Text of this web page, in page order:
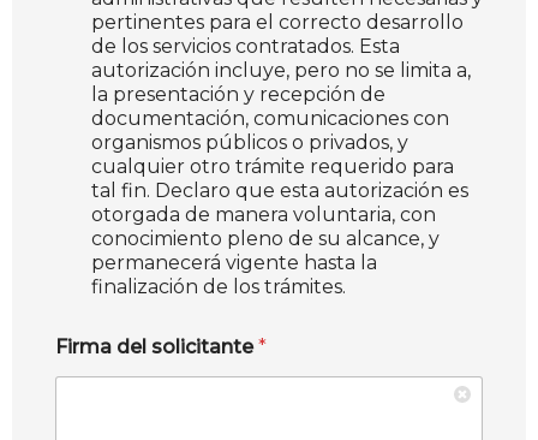
pertinentes para el correcto desarrollo
de los servicios contratados. Esta
autorización incluye, pero no se limita a,
la presentación y recepción de
documentación, comunicaciones con
organismos públicos o privados, y
cualquier otro trámite requerido para
tal fin. Declaro que esta autorización es
otorgada de manera voluntaria, con
conocimiento pleno de su alcance, y
permanecerá vigente hasta la
finalización de los trámites.
Firma del solicitante*